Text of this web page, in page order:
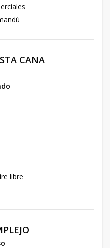
CANA
libre